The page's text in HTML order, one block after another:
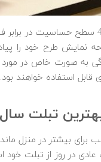
استفاده خواهند بود.